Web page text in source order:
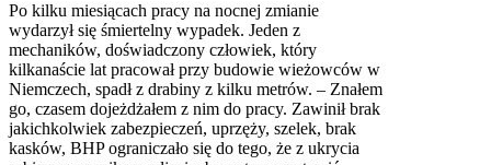
Po kilku miesiącach pracy na nocnej zmianie
wydarzył się śmiertelny wypadek. Jeden z
mechaników, doświadczony człowiek, który
kilkanaście lat pracował przy budowie wieżowców w
Niemczech, spadł z drabiny z kilku metrów. – Znałem
go, czasem dojeżdżałem z nim do pracy. Zawinił brak
jakichkolwiek zabezpieczeń, uprzęży, szelek, brak
kasków, BHPograniczało się do tego, że z ukrycia